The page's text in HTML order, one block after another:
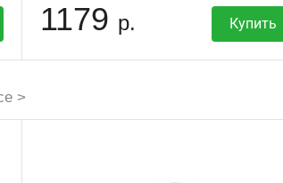
1179 р. Купить
>